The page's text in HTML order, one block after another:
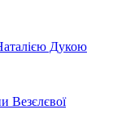
Дукою
Везєлєвої